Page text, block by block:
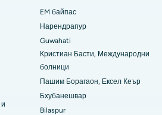
в колония Арера, Бхопал
Джаянагар, Бангалор
КК Нагар, Мадурай
в Ramji Nagar, Nellore
Сектор-19, Руркела
EM байпас
Нарендрапур
Guwahati
Кристиан Басти, Международни
болници
Пашим Борагаон, Ексел Кеър
Бхубанешвар
Bilaspur